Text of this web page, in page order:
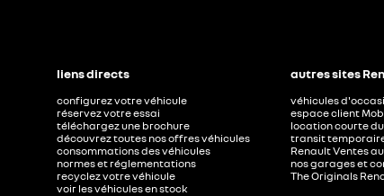
liens directs
configurez votre véhicule
réservez votre essai
téléchargez une brochure
découvrez toutes nos offres véhicules
consommations des véhicules
normes et réglementations
recyclez votre véhicule
voir les véhicules en stock
autres sites
véhicules
espace client
location courte
transit
Renault Ventes
nos garages et
The Originals